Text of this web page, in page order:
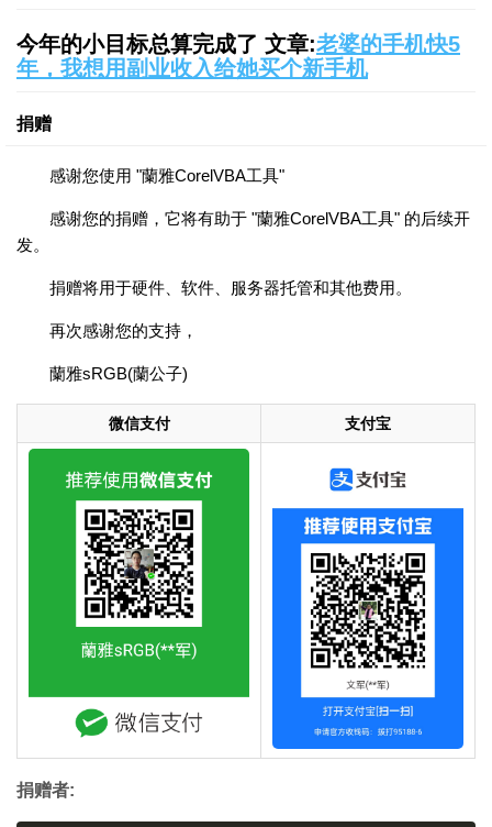
今年的小目标总算完成了 文章:老婆的手机快5
年，我想用副业收入给她买个新手机
捐赠
感谢您使用 "蘭雅CorelVBA工具"
感谢您的捐赠，它将有助于 "蘭雅CorelVBA工具" 的后续开
发。
捐赠将用于硬件、软件、服务器托管和其他费用。
再次感谢您的支持，
蘭雅sRGB(蘭公子)
微信支付 支付宝
捐赠者: